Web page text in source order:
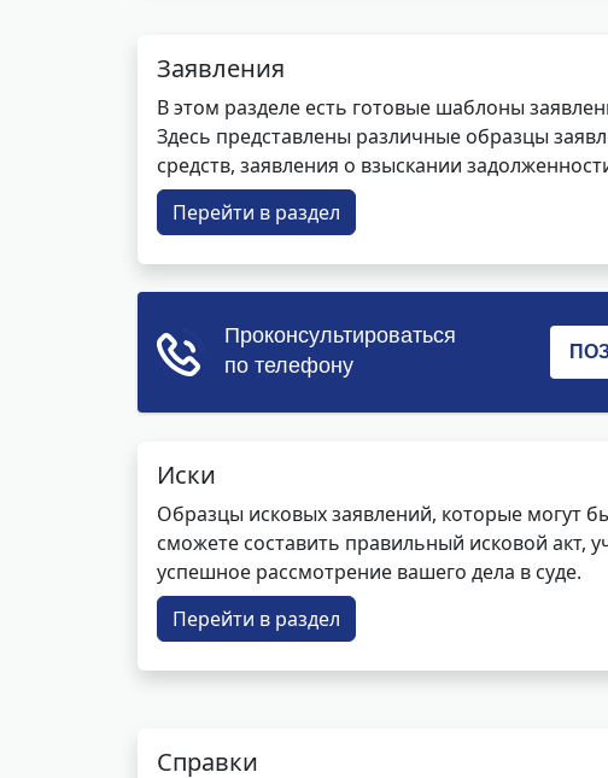
Заявления
В этом разделе есть готовые шаблоны
Здесь представлены различные образцы
средств, заявления о взыскании
Перейти в раздел
Иски
Образцы исковых заявлений, которые могут
сможете составить правильный исковой акт,
успешное рассмотрение вашего дела в суде.
Перейти в раздел
Справки